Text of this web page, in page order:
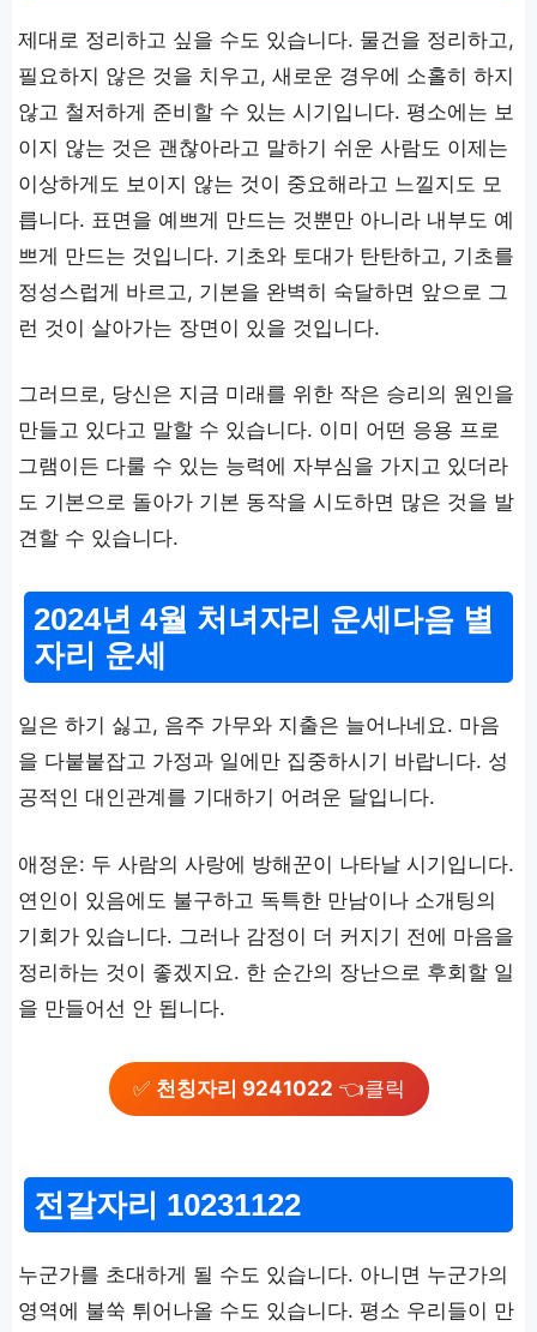
제대로 정리하고 싶을 수도 있습니다. 물건을 정리하고,
필요하지 않은 것을 치우고, 새로운 경우에 소홀히 하지
않고 철저하게 준비할 수 있는 시기입니다. 평소에는 보
이지 않는 것은 괜찮아라고 말하기 쉬운 사람도 이제는
이상하게도 보이지 않는 것이 중요해라고 느낄지도 모
릅니다. 표면을 예쁘게 만드는 것뿐만 아니라 내부도 예
쁘게 만드는 것입니다. 기초와 토대가 탄탄하고, 기초를
정성스럽게 바르고, 기본을 완벽히 숙달하면 앞으로 그
런 것이 살아가는 장면이 있을 것입니다.
그러므로, 당신은 지금 미래를 위한 작은 승리의 원인을
만들고 있다고 말할 수 있습니다. 이미 어떤 응용 프로
그램이든 다룰 수 있는 능력에 자부심을 가지고 있더라
도 기본으로 돌아가 기본 동작을 시도하면 많은 것을 발
견할 수 있습니다.
2024년 4월 처녀자리 운세다음 별
자리 운세
일은 하기 싫고, 음주 가무와 지출은 늘어나네요. 마음
을 다붙붙잡고 가정과 일에만 집중하시기 바랍니다. 성
공적인 대인관계를 기대하기 어려운 달입니다.
애정운: 두 사람의 사랑에 방해꾼이 나타날 시기입니다.
연인이 있음에도 불구하고 독특한 만남이나 소개팅의
기회가 있습니다. 그러나 감정이 더 커지기 전에 마음을
정리하는 것이 좋겠지요. 한 순간의 장난으로 후회할 일
을 만들어선 안 됩니다.
✅ 천칭자리 9241022 👈클릭
전갈자리 10231122
누군가를 초대하게 될 수도 있습니다. 아니면 누군가의
영역에 불쑥 튀어나올 수도 있습니다. 평소 우리들이 만